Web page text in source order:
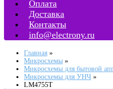
Оплата
Доставка
Контакты
info@electrony.ru
Главная
Микросхемы
Микросхемы для бытовой
Микросхемы для УНЧ
LM4755T